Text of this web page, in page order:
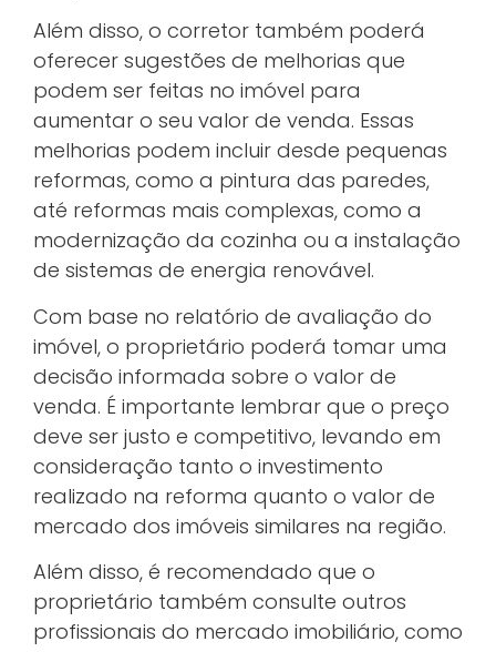
Além disso, o corretor também poderá
oferecer sugestões de melhorias que
podem ser feitas no imóvel para
aumentar o seu valor de venda. Essas
melhorias podem incluir desde pequenas
reformas, como a pintura das paredes,
até reformas mais complexas, como a
modernização da cozinha ou a instalação
de sistemas de energia renovável.
Com base no relatório de avaliação do
imóvel, o proprietário poderá tomar uma
decisão informada sobre o valor de
venda. É importante lembrar que o preço
deve ser justo e competitivo, levando em
consideração tanto o investimento
realizado na reforma quanto o valor de
mercado dos imóveis similares na região.
Além disso, é recomendado que o
proprietário também consulte outros
profissionais do mercado imobiliário, como